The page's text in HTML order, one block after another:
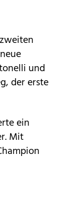
und
der erste
ein
Mit